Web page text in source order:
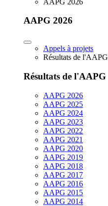
AAPG 2026
Appels à projets
Résultats de l'AAPG
Résultats de l'AAPG
AAPG 2026
AAPG 2025
AAPG 2024
AAPG 2023
AAPG 2022
AAPG 2021
AAPG 2020
AAPG 2019
AAPG 2018
AAPG 2017
AAPG 2016
AAPG 2015
AAPG 2014